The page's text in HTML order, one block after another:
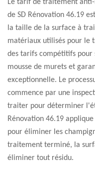
Le tarif de traitement anti-
de SD Rénovation 46.19
la taille de la surface à
matériaux utilisés pour le
des tarifs compétitifs pour
mousse de murets et
exceptionnelle. Le
commence par une
traiter pour déterminer
Rénovation 46.19
pour éliminer les
traitement terminé, la
éliminer tout résidu.